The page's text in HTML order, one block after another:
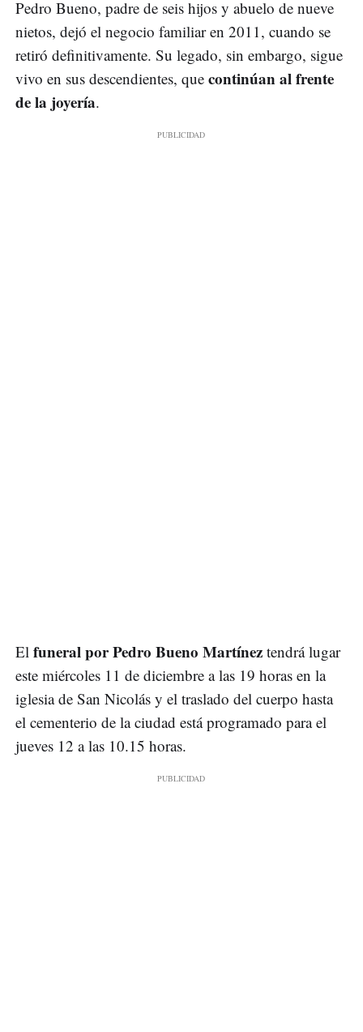
Pedro Bueno, padre de seis hijos y abuelo de nueve
nietos, dejó el negocio familiar en 2011, cuando se
retiró definitivamente. Su legado, sin embargo, sigue
vivo en sus descendientes, que continúan al frente
de la joyería.
El funeral por Pedro Bueno Martínez tendrá lugar
este miércoles 11 de diciembre a las 19 horas en la
iglesia de San Nicolás y el traslado del cuerpo hasta
el cementerio de la ciudad está programado para el
jueves 12 a las 10.15 horas.